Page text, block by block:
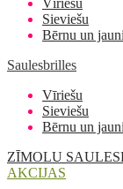
Vīriešu
Sieviešu
Bērnu un
Saulesbrilles
Vīriešu
Sieviešu
Bērnu un
ZĪMOLU
AKCIJAS